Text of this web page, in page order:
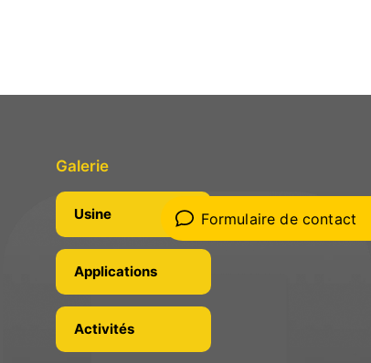
Formulaire de contact
Galerie
Usine
Applications
Activités